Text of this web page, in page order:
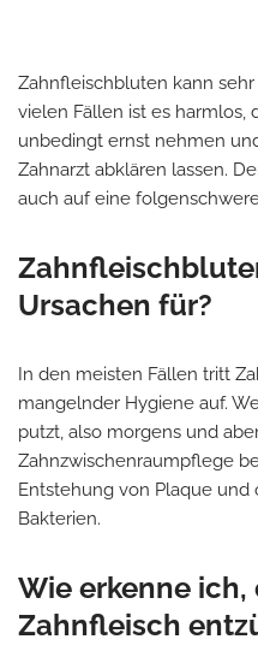
Zahnfleischbluten kann
vielen Fällen ist es harmlos,
unbedingt ernst nehmen
Zahnarzt abklären lassen.
auch auf eine
Ursachen für?
In den meisten Fällen tritt
mangelnder Hygiene auf.
putzt, also morgens und
Zahnzwischenraumpflege
Entstehung von Plaque und
Bakterien.
Wie erkenne ich,
Zahnfleisch